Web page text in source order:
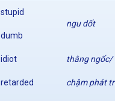
stupid
ngu dốt
dumb
idiot thằng ngốc/
retarded chậm phát